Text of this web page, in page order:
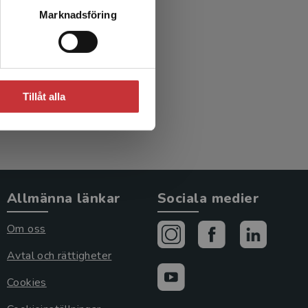
Marknadsföring
Tillåt alla
M
Allmänna länkar
Om oss
Avtal och rättigheter
Cookies
Sociala medier